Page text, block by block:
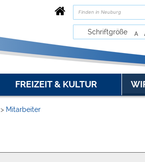
Schriftgröße A
FREIZEIT & KULTUR
> Mitarbeiter